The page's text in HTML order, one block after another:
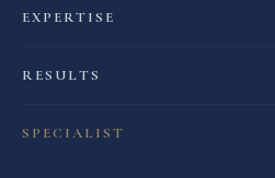
EXPERTISE
RESULTS
SPECIALIST